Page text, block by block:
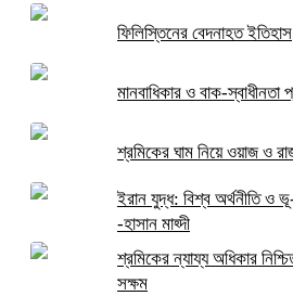
ফিলিস্তিনের বেদনাহত ইতিহাস
মানবাধিকার ও বাক-স্বাধীনতা
শ্রমিকের ঘাম নিয়ে ওয়াজ ও
ইরান যুদ্ধ: বিশ্ব অর্থনীতি ও
-হাসান মাহ্দী
শ্রমিকের ন্যায্য অধিকার
সক্ষম